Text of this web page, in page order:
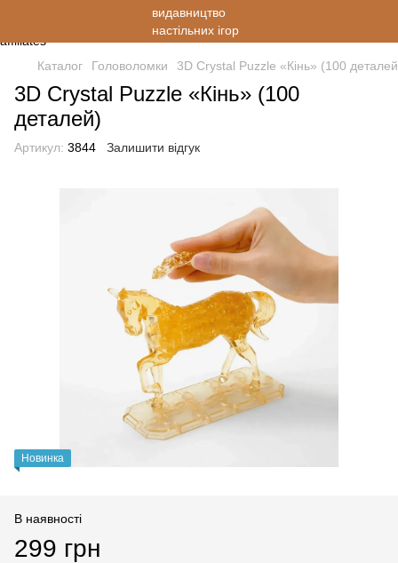
Каталог Головоломки 3D Crystal Puzzle «Кінь» (100
3D Crystal Puzzle «Кінь» (100
деталей)
Артикул: 3844 Залишити відгук
Новинка
В наявності
299 грн